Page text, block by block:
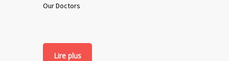
Our Doctors
Lire plus